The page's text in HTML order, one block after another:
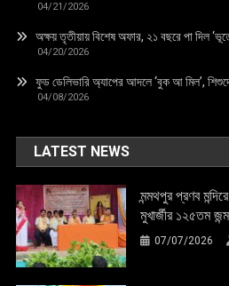
04/21/2026
অক্ষয় তৃতীয়ায় বিশেষ অফার, ২১ বছরে পা দিল
04/20/2026
ফুড ডেলিভারি অ্যাপের আদলে ‘বুক আ মিল’,
04/08/2026
LATEST NEWS
মন্মথপুর প্রণব
মুখার্জীর ১২৫তম
07/07/2026